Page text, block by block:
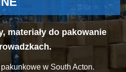
materiały do pakowanie
w South Acton.